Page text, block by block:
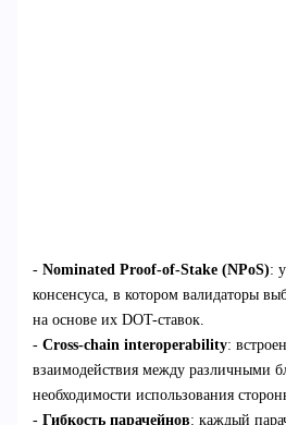
- Nominated Proof-of-Stake (NPoS):
консенсуса, в котором валидаторы
на основе их DOT-ставок.
- Cross-chain interoperability:
взаимодействия между различными
необходимости использования
- Гибкость парачейнов: каждый